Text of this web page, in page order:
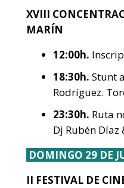
XVIII
MARÍN
12:00h.
18:30h. Stunt
Rodríguez.
23:30h. Ruta
Dj Rubén Díaz
DOMINGO 29 DE
II FESTIVAL DE